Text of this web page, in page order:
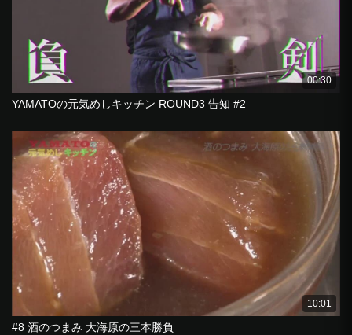
00:30
YAMATOの元気めしキッチン ROUND3 告知 #2
10:01
#8 酒のつまみ 大海原の三本勝負